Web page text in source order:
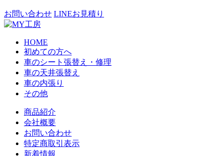
お問い合わせ LINEお見積り
HOME
初めての方へ
車のシート張替え・修理
車の天井張替え
車の内張り
その他
商品紹介
会社概要
お問い合わせ
特定商取引表示
新着情報